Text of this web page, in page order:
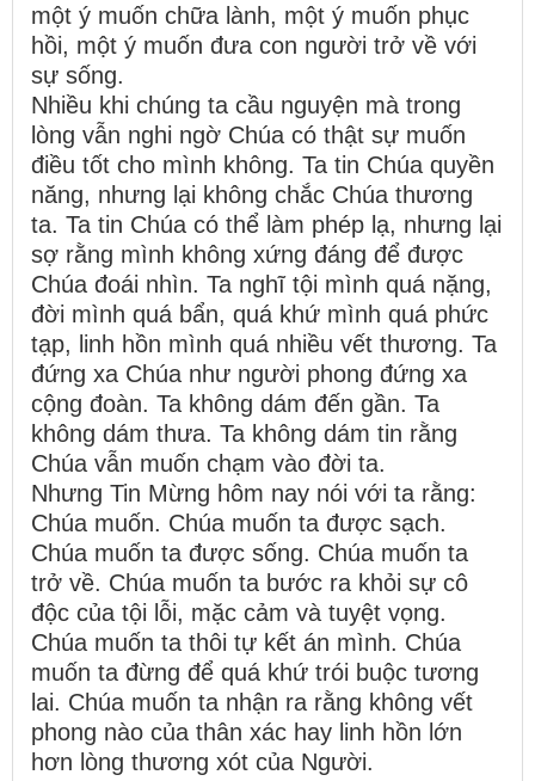
một ý muốn chữa lành, một ý muốn phục
hồi, một ý muốn đưa con người trở về với
sự sống.
Nhiều khi chúng ta cầu nguyện mà trong
lòng vẫn nghi ngờ Chúa có thật sự muốn
điều tốt cho mình không. Ta tin Chúa quyền
năng, nhưng lại không chắc Chúa thương
ta. Ta tin Chúa có thể làm phép lạ, nhưng lại
sợ rằng mình không xứng đáng để được
Chúa đoái nhìn. Ta nghĩ tội mình quá nặng,
đời mình quá bẩn, quá khứ mình quá phức
tạp, linh hồn mình quá nhiều vết thương. Ta
đứng xa Chúa như người phong đứng xa
cộng đoàn. Ta không dám đến gần. Ta
không dám thưa. Ta không dám tin rằng
Chúa vẫn muốn chạm vào đời ta.
Nhưng Tin Mừng hôm nay nói với ta rằng:
Chúa muốn. Chúa muốn ta được sạch.
Chúa muốn ta được sống. Chúa muốn ta
trở về. Chúa muốn ta bước ra khỏi sự cô
độc của tội lỗi, mặc cảm và tuyệt vọng.
Chúa muốn ta thôi tự kết án mình. Chúa
muốn ta đừng để quá khứ trói buộc tương
lai. Chúa muốn ta nhận ra rằng không vết
phong nào của thân xác hay linh hồn lớn
hơn lòng thương xót của Người.